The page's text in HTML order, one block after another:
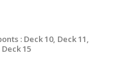
: Deck 10, Deck 11,
15